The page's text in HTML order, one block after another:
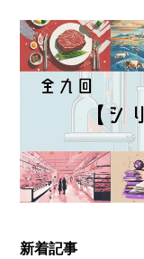
新着記事